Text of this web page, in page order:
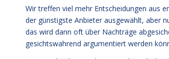
Wir treffen viel mehr Entscheidungen aus
der günstigste Anbieter ausgewählt, aber
das wird dann oft über Nachträge
gesichtswahrend argumentiert werden